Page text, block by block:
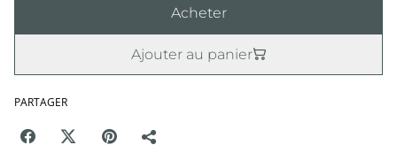
Acheter
Ajouter au panier
PARTAGER